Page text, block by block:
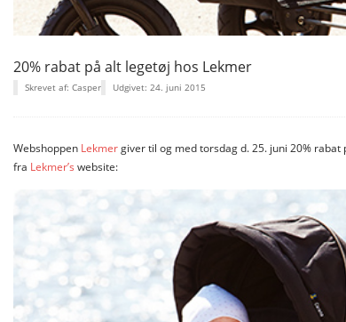
20% rabat på alt legetøj hos Lekmer
Skrevet af: Casper Udgivet: 24. juni 2015
Webshoppen Lekmergiver til og med torsdag d. 25. juni 20%
fra Lekmer’s website: